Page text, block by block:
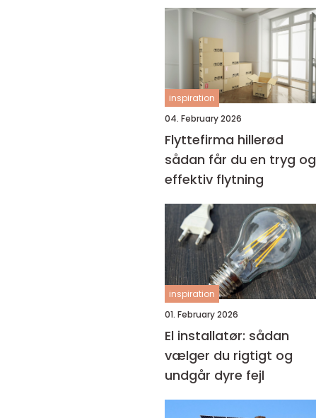
inspiration
04. February 2026
Flyttefirma hillerød
sådan får du en tryg og
effektiv flytning
inspiration
01. February 2026
El installatør: sådan
vælger du rigtigt og
undgår dyre fejl